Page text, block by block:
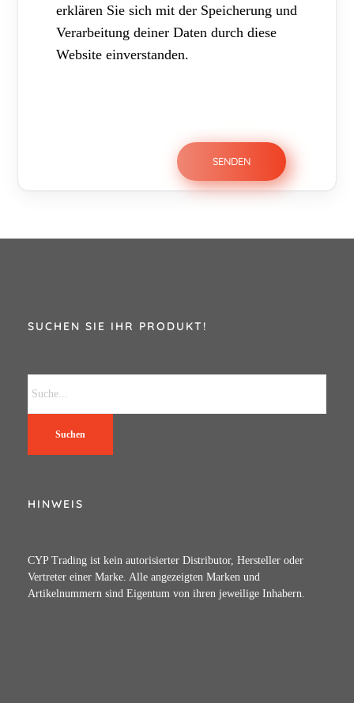
erklären Sie sich mit der Speicherung und
Verarbeitung deiner Daten durch diese
Website einverstanden.
SUCHEN SIE IHR PRODUKT!
Suchen
HINWEIS
CYP Trading ist kein autorisierter Distributor, Hersteller oder
Vertreter einer Marke. Alle angezeigten Marken und
Artikelnummern sind Eigentum von ihren jeweilige Inhabern.